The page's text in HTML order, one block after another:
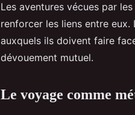
Les aventures vécues par
renforcer les liens entre eux.
auxquels ils doivent faire
dévouement mutuel.
Le voyage comme